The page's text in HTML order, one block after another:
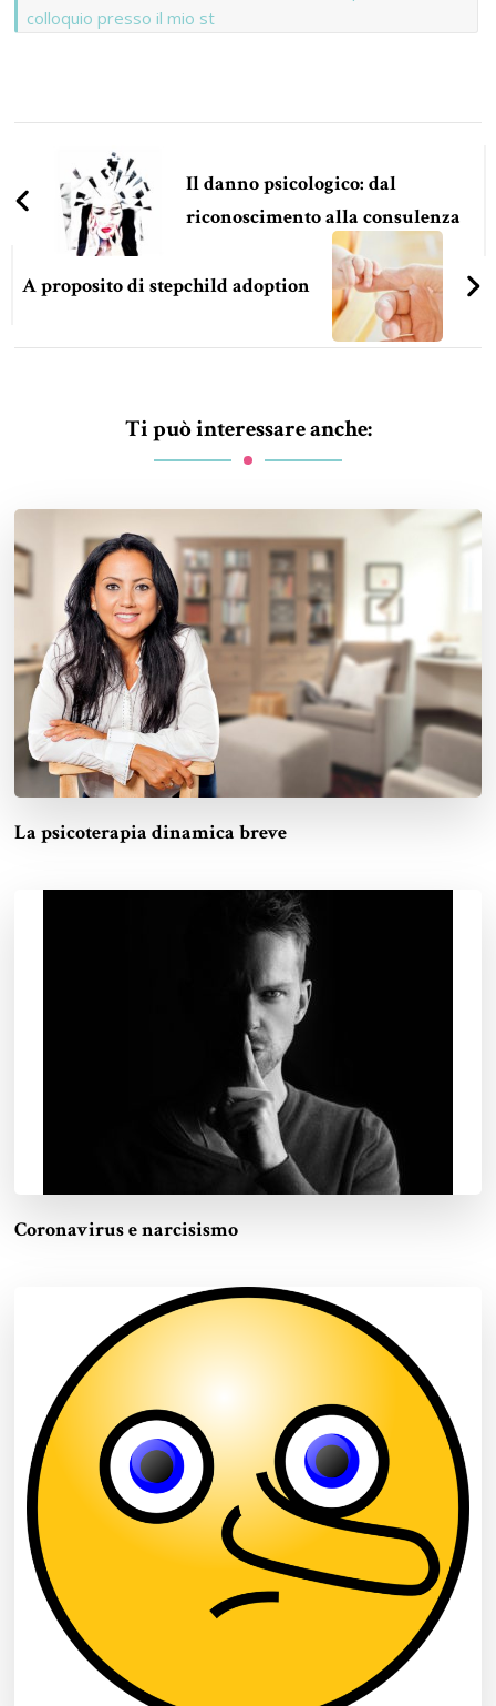
colloquio presso il mio st
Navigazione
articoli
Il danno psicologico: dal
riconoscimento alla consulenza
A proposito di stepchild adoption
Ti può interessare anche:
La psicoterapia dinamica breve
Coronavirus e narcisismo